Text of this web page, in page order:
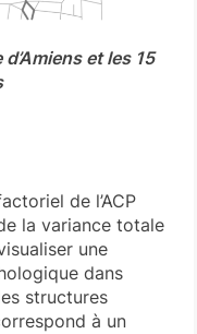
et les 15
de l’ACP
la variance totale
une
dans
structures
à un